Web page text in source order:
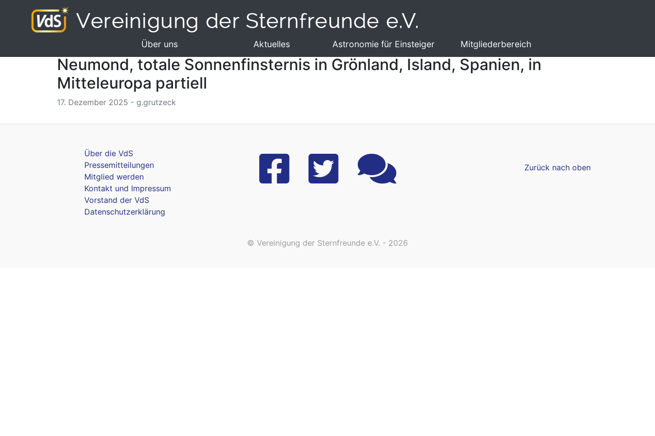
Über uns Aktuelles Astronomie für Einsteiger Mitgliederbereich
Neumond, totale Sonnenfinsternis in Grönland, Island, Spanien, in
Mitteleuropa partiell
17. Dezember 2025 - g.grutzeck
Über die VdS
Pressemitteilungen
Mitglied werden
Kontakt und Impressum
Vorstand der VdS
Datenschutzerklärung
Zurück nach oben
© Vereinigung der Sternfreunde e.V. - 2026